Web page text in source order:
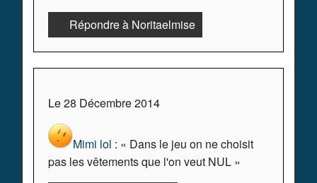
Répondre à Noritaelmise
Le 28 Décembre 2014
Mimi lol : « Dans le jeu on ne choisit
pas les vêtements que l'on veut NUL »